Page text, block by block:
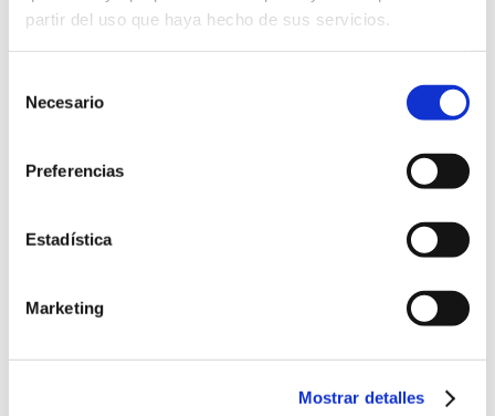
partir del uso que haya hecho de sus servicios.
Necesario
Preferencias
Estadística
Marketing
Mostrar detalles